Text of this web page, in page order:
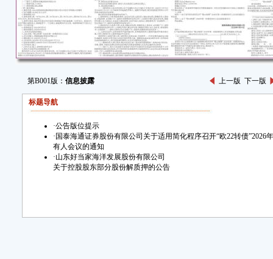
第B001版： 信息披露 上一版 下一版
标题导航
·公告版位提示
· 国泰海通证券股份有限公司关于适用简化程序召开“欧22转债”2026
有人会议的通知
·山东好当家海洋发展股份有限公司
关于控股股东部分股份解质押的公告